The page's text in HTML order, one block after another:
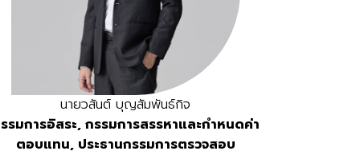
นายวสันต์ บุญสัมพันธ์กิจ
รมการอิสระ, กรรมการสรรหาและกำหนดค่า
ตอบแทน, ประธานกรรมการตรวจสอบ